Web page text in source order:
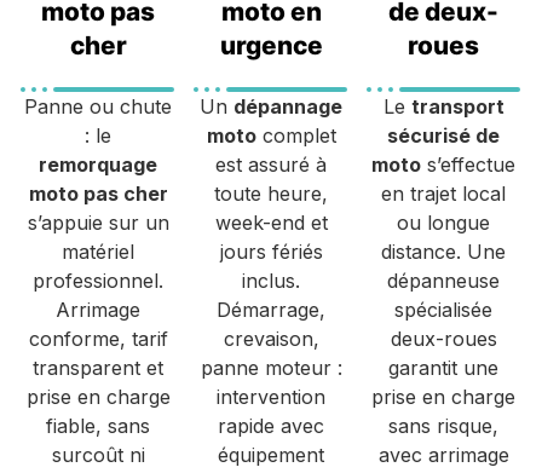
moto pas
cher
Panne ou chute
: le
remorquage
moto pas cher
s’appuie sur un
matériel
professionnel.
Arrimage
conforme, tarif
transparent et
prise en charge
fiable, sans
surcoût ni
moto en
urgence
Un dépannage
motocomplet
est assuré à
toute heure,
week-end et
jours fériés
inclus.
Démarrage,
crevaison,
panne moteur :
intervention
rapide avec
équipement
de deux-
roues
Le transport
sécurisé de
moto s’effectue
en trajet local
ou longue
distance. Une
dépanneuse
spécialisée
deux-roues
garantit une
prise en charge
sans risque,
avec arrimage